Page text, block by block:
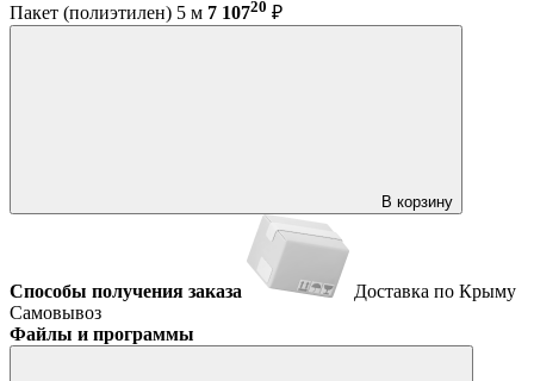
Пакет (полиэтилен) 5 м 7 10720 ₽
В корзину
Способы получения заказа
Доставка по Крыму
Самовывоз
Файлы и программы